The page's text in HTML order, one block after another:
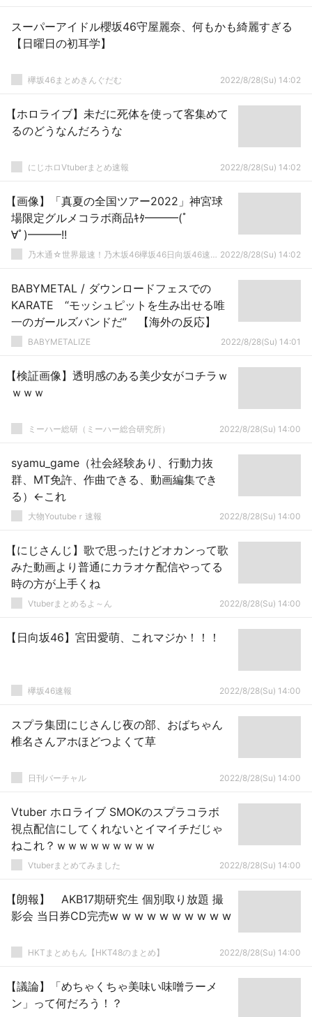
スーパーアイドル櫻坂46守屋麗奈、何もかも綺麗すぎる
【日曜日の初耳学】
欅坂46まとめきんぐだむ 2022/8/28(Su) 14:02
【ホロライブ】未だに死体を使って客集めて
るのどうなんだろうな
にじホロVtuberまとめ速報 2022/8/28(Su) 14:02
【画像】「真夏の全国ツアー2022」神宮球
場限定グルメコラボ商品ｷﾀ━━━(ﾟ
∀ﾟ)━━━!!
乃木通☆世界最速！乃木坂46欅坂46日向坂46速報まとめ 2022/8/28(Su) 14:02
BABYMETAL / ダウンロードフェスでの
KARATE “モッシュピットを生み出せる唯
一のガールズバンドだ” 【海外の反応】
BABYMETALIZE 2022/8/28(Su) 14:01
【検証画像】透明感のある美少女がコチラｗ
ｗｗｗ
ミーハー総研（ミーハー総合研究所） 2022/8/28(Su) 14:00
syamu_game（社会経験あり、行動力抜
群、MT免許、作曲できる、動画編集でき
る）←これ
大物Youtubeｒ速報 2022/8/28(Su) 14:00
【にじさんじ】歌で思ったけどオカンって歌
みた動画より普通にカラオケ配信やってる
時の方が上手くね
Vtuberまとめるよ～ん 2022/8/28(Su) 14:00
【日向坂46】宮田愛萌、これマジか！！！
欅坂46速報 2022/8/28(Su) 14:00
スプラ集団にじさんじ夜の部、おばちゃん
椎名さんアホほどつよくて草
日刊バーチャル 2022/8/28(Su) 14:00
Vtuber ホロライブ SMOKのスプラコラボ
視点配信にしてくれないとイマイチだじゃ
ねこれ？ｗｗｗｗｗｗｗｗｗ
Vtuberまとめてみました 2022/8/28(Su) 14:00
【朗報】 AKB17期研究生 個別取り放題 撮
影会 当日券CD完売w w w w w w w w w w
HKTまとめもん【HKT48のまとめ】 2022/8/28(Su) 14:00
【議論】「めちゃくちゃ美味い味噌ラーメ
ン」って何だろう！？